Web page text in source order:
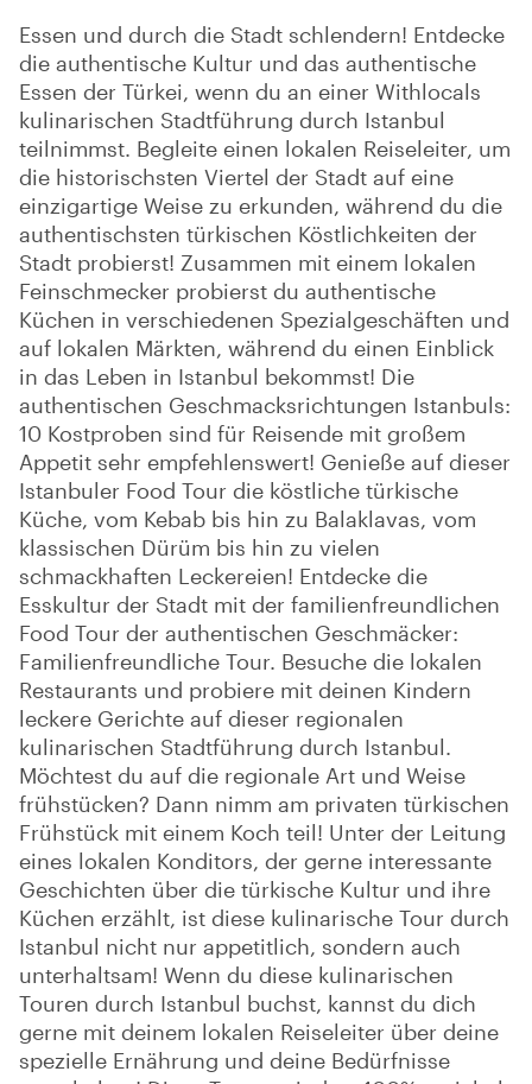
Essen und durch die Stadt schlendern! Entdecke
die authentische Kultur und das authentische
Essen der Türkei, wenn du an einer Withlocals
kulinarischen Stadtführung durch Istanbul
teilnimmst. Begleite einen lokalen Reiseleiter, um
die historischsten Viertel der Stadt auf eine
einzigartige Weise zu erkunden, während du die
authentischsten türkischen Köstlichkeiten der
Stadt probierst! Zusammen mit einem lokalen
Feinschmecker probierst du authentische
Küchen in verschiedenen Spezialgeschäften und
auf lokalen Märkten, während du einen Einblick
in das Leben in Istanbul bekommst! Die
authentischen Geschmacksrichtungen Istanbuls:
10 Kostproben sind für Reisende mit großem
Appetit sehr empfehlenswert! Genieße auf dieser
Istanbuler Food Tour die köstliche türkische
Küche, vom Kebab bis hin zu Balaklavas, vom
klassischen Dürüm bis hin zu vielen
schmackhaften Leckereien! Entdecke die
Esskultur der Stadt mit der familienfreundlichen
Food Tour der authentischen Geschmäcker:
Familienfreundliche Tour. Besuche die lokalen
Restaurants und probiere mit deinen Kindern
leckere Gerichte auf dieser regionalen
kulinarischen Stadtführung durch Istanbul.
Möchtest du auf die regionale Art und Weise
frühstücken? Dann nimm am privaten türkischen
Frühstück mit einem Koch teil! Unter der Leitung
eines lokalen Konditors, der gerne interessante
Geschichten über die türkische Kultur und ihre
Küchen erzählt, ist diese kulinarische Tour durch
Istanbul nicht nur appetitlich, sondern auch
unterhaltsam! Wenn du diese kulinarischen
Touren durch Istanbul buchst, kannst du dich
gerne mit deinem lokalen Reiseleiter über deine
spezielle Ernährung und deine Bedürfnisse